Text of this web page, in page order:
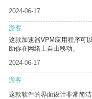
2024-06-17
游客
这款加速器VPM应用程序可
助你在网络上自由移动。
2024-06-17
游客
这款软件的界面设计非常简洁